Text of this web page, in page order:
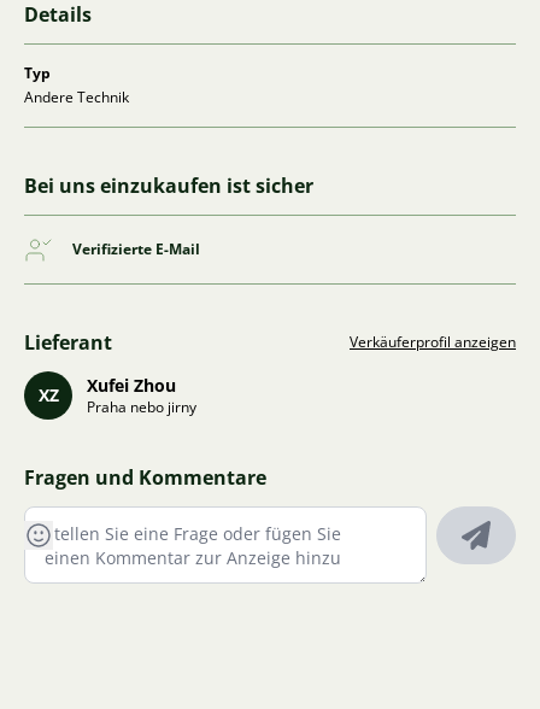
Details
Typ
Andere Technik
Bei uns einzukaufen ist sicher
Verifizierte E-Mail
Lieferant Verkäuferprofil anzeigen
XZ Xufei Zhou
Praha nebo jirny
Fragen und Kommentare